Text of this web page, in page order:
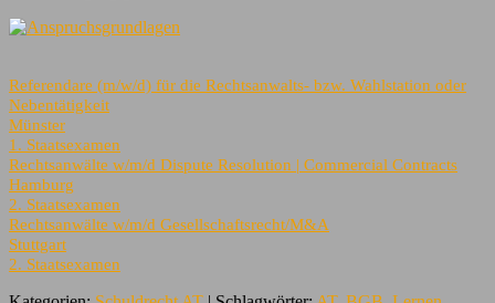
Referendare (m/w/d) für die Rechtsanwalts- bzw. Wahlstation oder
Nebentätigkeit
Münster
1. Staatsexamen
Rechtsanwälte w/m/d Dispute Resolution | Commercial Contracts
Hamburg
2. Staatsexamen
Rechtsanwälte w/m/d Gesellschaftsrecht/M&A
Stuttgart
2. Staatsexamen